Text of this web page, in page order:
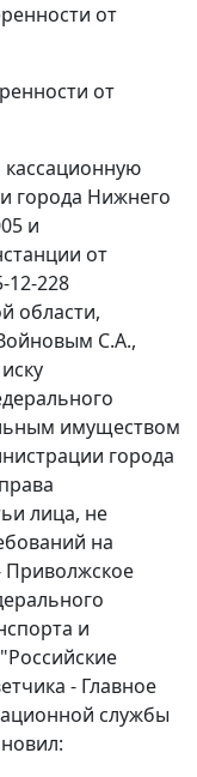
от
от
кассационную
города Нижнего
и
от
12-228
области,
С.А.,
имуществом
города
лица, не
на
Приволжское
и
- Главное
службы